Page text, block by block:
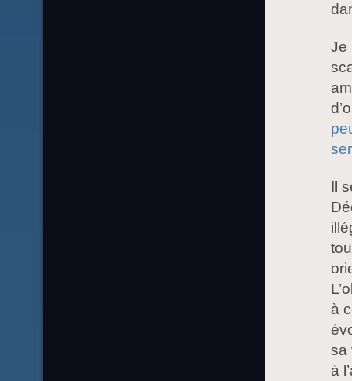
Je
Il
à
sa
à